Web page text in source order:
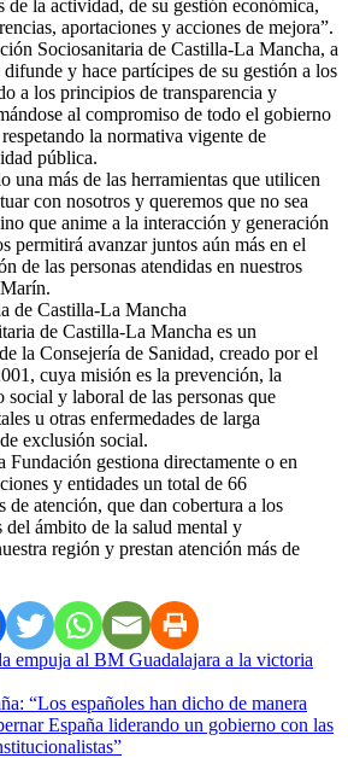
de la actividad, de su gestión económica,
aportaciones y acciones de mejora”.
Sociosanitaria de Castilla-La Mancha, a
y hace partícipes de su gestión a los
a los principios de transparencia y
al compromiso de todo el gobierno
la normativa vigente de
pública.
una más de las herramientas que utilicen
con nosotros y queremos que no sea
que anime a la interacción y generación
permitirá avanzar juntos aún más en el
de las personas atendidas en nuestros
de Castilla-La Mancha
de Castilla-La Mancha es un
la Consejería de Sanidad, creado por el
cuya misión es la prevención, la
y laboral de las personas que
u otras enfermedades de larga
exclusión social.
Fundación gestiona directamente o en
y entidades un total de 66
de atención, que dan cobertura a los
del ámbito de la salud mental y
región y prestan atención más de
empuja al BM Guadalajara a la victoria
“Los españoles han dicho de manera
España liderando un gobierno con las